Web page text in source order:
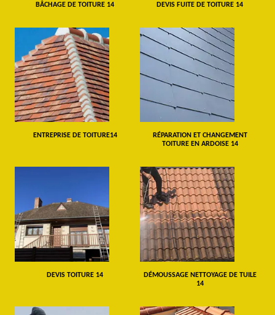
BÂCHAGE DE TOITURE 14 DEVIS FUITE DE TOITURE 14
ENTREPRISE DE TOITURE14
RÉPARATION ET CHANGEMENT
TOITURE EN ARDOISE 14
DEVIS TOITURE 14
DÉMOUSSAGE NETTOYAGE DE TUILE
14